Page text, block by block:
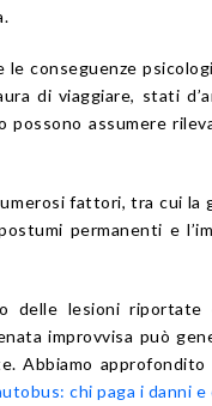
conseguenze
di viaggiare, stati
assumere
fattori, tra cui la
permanenti e
delle lesioni riportate
improvvisa può
Abbiamo approfondito
chi paga i danni